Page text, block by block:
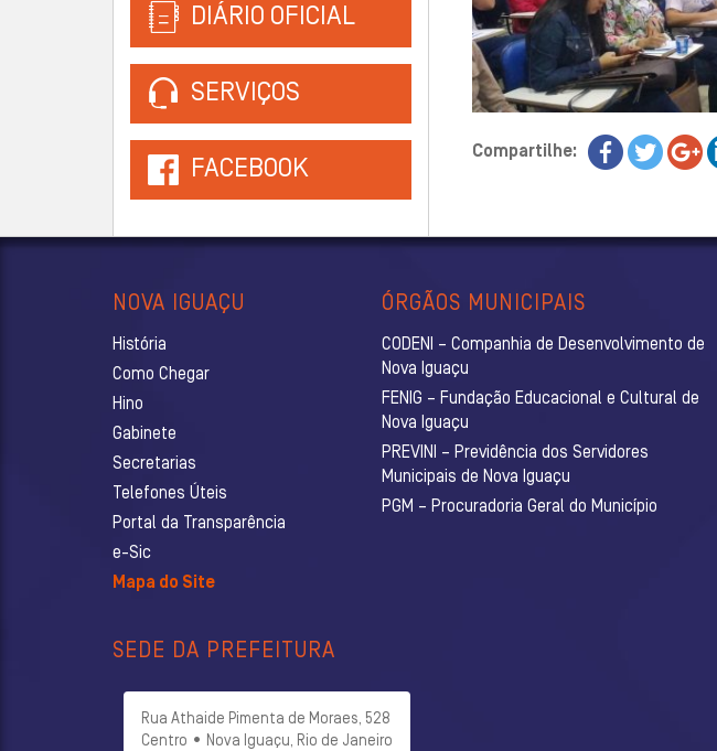
DIÁRIO OFICIAL
SERVIÇOS
FACEBOOK
Compartilhe:
NOVA IGUAÇU
História
Como Chegar
Hino
Gabinete
Secretarias
Telefones Úteis
Portal da Transparência
e-Sic
Mapa do Site
ÓRGÃOS MUNICIPAIS
CODENI – Companhia de Desenvolvimento de
Nova Iguaçu
FENIG – Fundação Educacional e Cultural de
Nova Iguaçu
PREVINI – Previdência dos Servidores
Municipais de Nova Iguaçu
PGM – Procuradoria Geral do Município
SEDE DA PREFEITURA
Rua Athaide Pimenta de Moraes, 528
Centro • Nova Iguaçu, Rio de Janeiro